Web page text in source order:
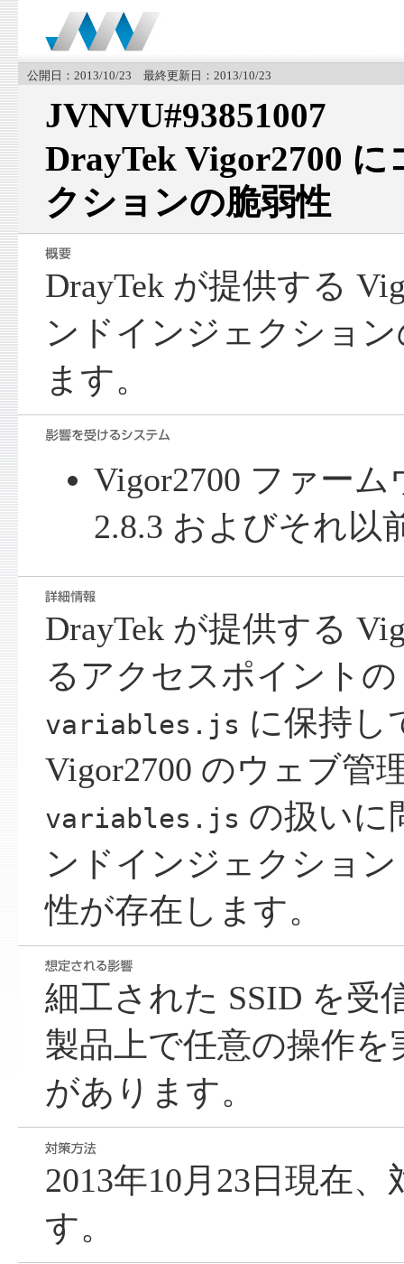
公開日：2013/10/23 最終更新日：2013/10/23
JVNVU#93851007
DrayTek Vigor2700
クションの脆弱性
DrayTek が提供する
ンドインジェクショ
ます。
Vigor2700 ファー
2.8.3 およびそれ以
DrayTek が提供する
るアクセスポイントの
variables.js に保持し
Vigor2700 のウェブ管
variables.js の扱いに
ンドインジェクション
性が存在します。
細工された SSID を受
製品上で任意の操作
があります。
2013年10月23日現在
す。